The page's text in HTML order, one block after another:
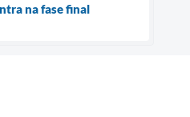
na fase final